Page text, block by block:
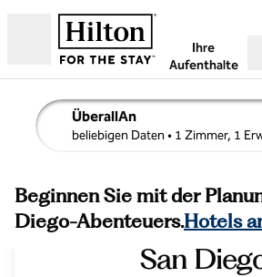
Ihre
Aufenthalte
ÜberallAn
beliebigen Daten• 1 Zimmer, 1
Suchdetails bearbeiten,
Beginnen Sie mit der
Diego-Abenteuers.Hotels
Ein Insider-
San